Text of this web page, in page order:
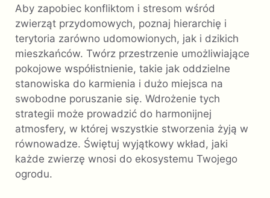
Aby zapobiec konfliktom i stresom wśród
zwierząt przydomowych, poznaj hierarchię i
terytoria zarówno udomowionych, jak i dzikich
mieszkańców. Twórz przestrzenie umożliwiające
pokojowe współistnienie, takie jak oddzielne
stanowiska do karmienia i dużo miejsca na
swobodne poruszanie się. Wdrożenie tych
strategii może prowadzić do harmonijnej
atmosfery, w której wszystkie stworzenia żyją w
równowadze. Świętuj wyjątkowy wkład, jaki
każde zwierzę wnosi do ekosystemu Twojego
ogrodu.